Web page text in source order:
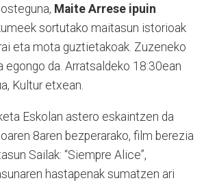
Maite Arrese ipuin
sortutako maitasun istorioak
eta mota guztietakoak. Zuzeneko
egongo da. Arratsaldeko 18:30ean
Kultur etxean.
Eskolan astero eskaintzen da
8aren bezperarako, film berezia
Sailak: “Siempre Alice”,
hastapenak sumatzen ari